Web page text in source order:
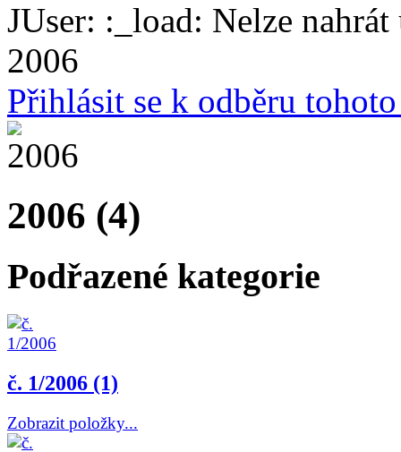
JUser: :_load: Nelze
2006
Přihlásit se k odběru
2006 (4)
Podřazené kategorie
č. 1/2006 (1)
Zobrazit položky...